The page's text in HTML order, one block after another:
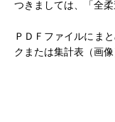
つきましては、「全
ＰＤＦファイルにま
クまたは集計表（画